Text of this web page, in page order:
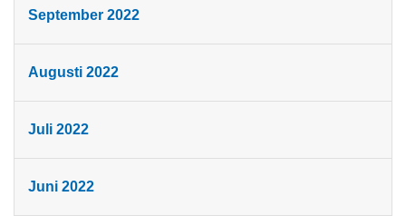
September 2022
Augusti 2022
Juli 2022
Juni 2022